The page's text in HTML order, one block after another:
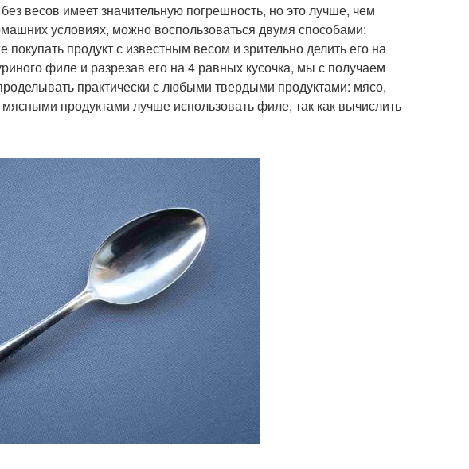
ложке Муки в столовой ложке Граммы в ложках
Ложки без весов Дрожжей в ложке
ложке
Экстра в столовой
ложке
Воды в столовой ложке
Соли в чайной ложке
весов имеет значительную погрешность, но это лучше, чем
условиях, можно воспользоваться двумя способами:
продукт с известным весом и зрительно делить его на
филе и разрезав его на 4 равных кусочка, мы с получаем
практически с любыми твердыми продуктами: мясо,
продуктами лучше использовать филе, так как вычислить